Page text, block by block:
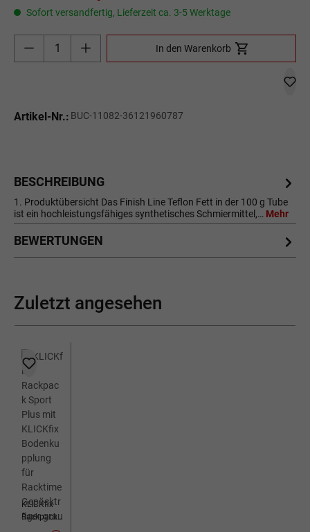
Sofort versandfertig, Lieferzeit ca. 3-5 Werktage
Produkt Anzahl: Gib den gewünschten Wert
In den Warenkorb
Artikel-Nr.: BUC-11082-36121960787
BESCHREIBUNG
1. Produktübersicht Das Finish Line Teflon Fett in der 100 g Tube
ist ein hochleistungsfähiges synthetisches Schmiermittel,… Mehr
BEWERTUNGEN
Zuletzt angesehen
KLICKfix
Rackpack
Sport Plus